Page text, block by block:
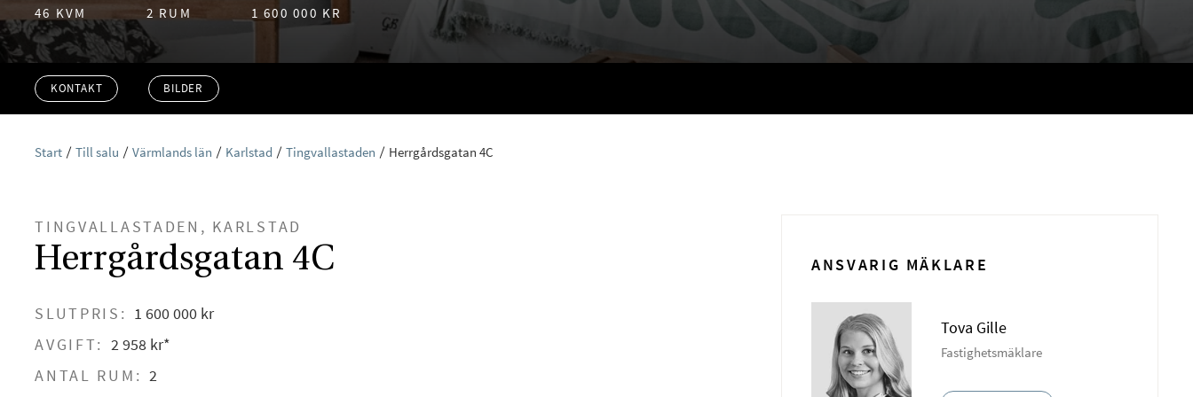
46 KVM 2 RUM 1 600 000 KR
KONTAKT BILDER
Start Till salu Värmlands län Karlstad Tingvallastaden Herrgårdsgatan 4C
TINGVALLASTADEN, KARLSTAD
Herrgårdsgatan 4C
SLUTPRIS: 1 600 000 kr
AVGIFT: 2 958 kr*
ANTAL RUM: 2
ANSVARIG MÄKLARE
Tova Gille
Fastighetsmäklare